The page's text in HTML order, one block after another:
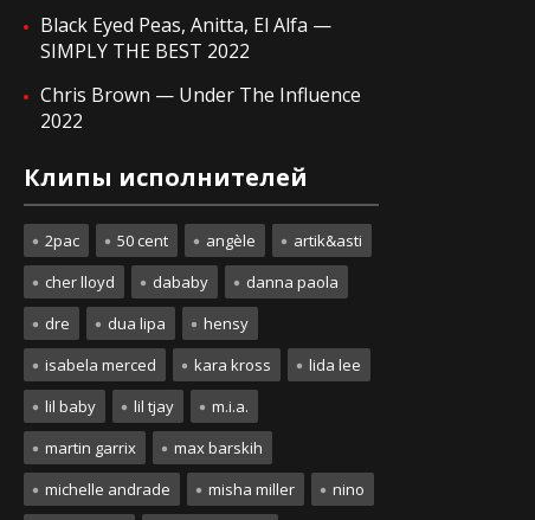
Black Eyed Peas, Anitta, El Alfa —
SIMPLY THE BEST 2022
Chris Brown — Under The Influence
2022
Клипы исполнителей
2pac 50 cent angèle
artik&asti
cher lloyd
dababy
danna paola
dre
dua lipa
hensy
isabela merced
kara kross
lida lee
lil baby
lil tjay
m.i.a.
martin garrix
max barskih
michelle andrade
misha miller
nino